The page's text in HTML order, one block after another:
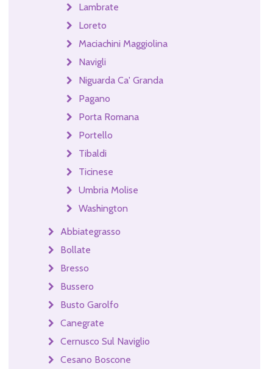
Lambrate
Loreto
Maciachini Maggiolina
Navigli
Niguarda Ca' Granda
Pagano
Porta Romana
Portello
Tibaldi
Ticinese
Umbria Molise
Washington
Abbiategrasso
Bollate
Bresso
Bussero
Busto Garolfo
Canegrate
Cernusco Sul Naviglio
Cesano Boscone